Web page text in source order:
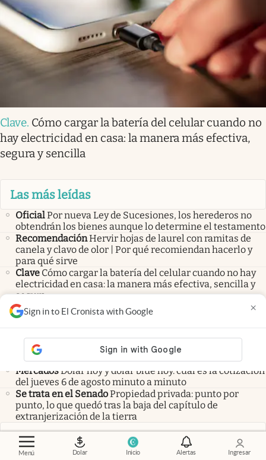
Menú Dolar Inicio Alertas Ingresar
Sign in to El Cronista with Google ×
Clave. Cómo cargar la batería del celular cuando no
hay electricidad en casa: la manera más efectiva,
segura y sencilla
Las más leídas
OficialPor nueva Ley de Sucesiones, los herederos no
obtendrán los bienes aunque lo determine el testamento
RecomendaciónHervir hojas de laurel con ramitas de
canela y clavo de olor | Por qué recomiendan hacerlo y
para qué sirve
Clave Cómo cargar la batería del celular cuando no hay
electricidad en casa: la manera más efectiva, sencilla y
segura
Últimas noticias
EN VIVOPropiedad privada: mientras el Senado discute
la el proyecto, hay tensión y disturbios fuera del
Congreso
MercadosDólar hoy y dólar blue hoy: cuál es la cotización
del jueves 6 de agosto minuto a minuto
Se trata en el SenadoPropiedad privada: punto por
punto, lo que quedó tras la baja del capítulo de
extranjerización de la tierra
Cotizaciones